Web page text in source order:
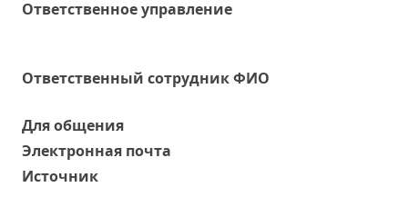
Ответственное управление
Oтветственный сотрудник ФИО
Для общения
Электронная почта
Источник